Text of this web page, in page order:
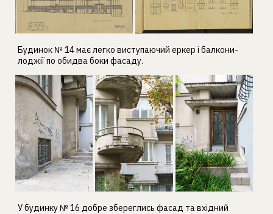
Будинок № 14 має легко виступаючий еркер і балкони-
лоджії по обидва боки фасаду.
У будинку № 16 добре збереглись фасад та вхідний